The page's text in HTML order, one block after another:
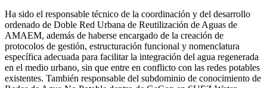
Ha sido el responsable técnico de la coordinación y del desarrollo
ordenado de Doble Red Urbana de Reutilización de Aguas de
AMAEM, además de haberse encargado de la creación de
protocolos de gestión, estructuración funcional y nomenclatura
específica adecuada para facilitar la integración del agua regenerada
en el medio urbano, sin que entre en conflicto con las redes potables
existentes. También responsable del subdominio de conocimiento de